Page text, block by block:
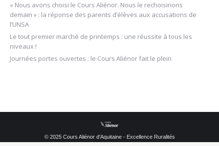
« Nous avons choisi le Cours Aliénor. Nous le rechoisirions
demain » : la réponse des parents d’élèves aux accusations de
l’UNSA
Le tout premier marché de printemps : une réussite à tous les
niveaux !
Journées portes ouvertes : le Cours Aliénor fait le plein
© 2025 Cours Aliénor d'Aquitaine - Excellence Ruralités